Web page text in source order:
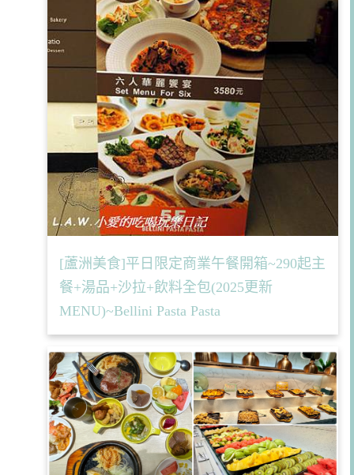
[蘆洲美食]平日限定商業午餐開箱~290起主
餐+湯品+沙拉+飲料全包(2025更新
MENU)~Bellini Pasta Pasta